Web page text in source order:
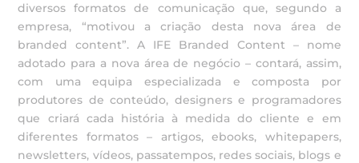
diversos formatos de comunicação que, segundo a
empresa, “motivou a criação desta nova área de
branded content”. A IFE Branded Content – nome
adotado para a nova área de negócio – contará, assim,
com uma equipa especializada e composta por
produtores de conteúdo, designers e programadores
que criará cada história à medida do cliente e em
diferentes formatos – artigos, ebooks, whitepapers,
newsletters, vídeos, passatempos, redes sociais, blogs e